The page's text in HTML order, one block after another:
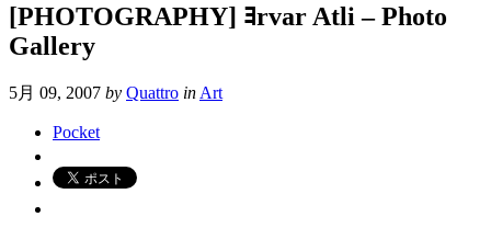
[PHOTOGRAPHY] ﾖrvar Atli – Photo
Gallery
5月 09, 2007 by Quattro inArt
Pocket